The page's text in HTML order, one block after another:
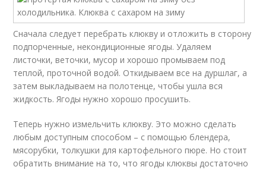
Сначала следует перебрать клюкву и отложить в сторону
подпорченные, некондиционные ягоды. Удаляем
листочки, веточки, мусор и хорошо промываем под
теплой, проточной водой. Откидываем все на дуршлаг, а
затем выкладываем на полотенце, чтобы ушла вся
жидкость. Ягоды нужно хорошо просушить.
Теперь нужно измельчить клюкву. Это можно сделать
любым доступным способом – с помощью блендера,
мясорубки, толкушки для картофельного пюре. Но стоит
обратить внимание на то, что ягоды клюквы достаточно